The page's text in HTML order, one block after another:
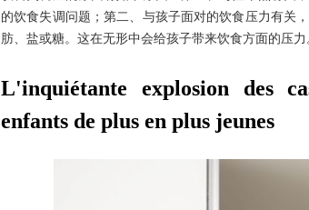
的饮食失调问题；第二、与孩子面对的饮食压力有关
肪、盐或糖。这在无形中会给孩子带来饮食方面的压力
L'inquiétante explosion des
enfants de plus en plus jeunes